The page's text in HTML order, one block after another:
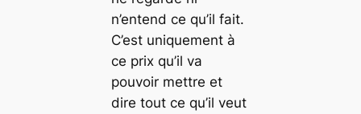
n’entend ce qu’il fait.
C’est uniquement à
ce prix qu’il va
pouvoir mettre et
dire tout ce qu’il veut